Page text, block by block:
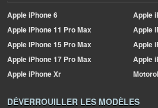
AppleiPhone 6 Apple
AppleiPhone 11 Pro Max Apple
AppleiPhone 15 Pro Max Apple
AppleiPhone 17 Pro Max Apple
AppleiPhone Xr
DÉVERROUILLER LES MODÈLES